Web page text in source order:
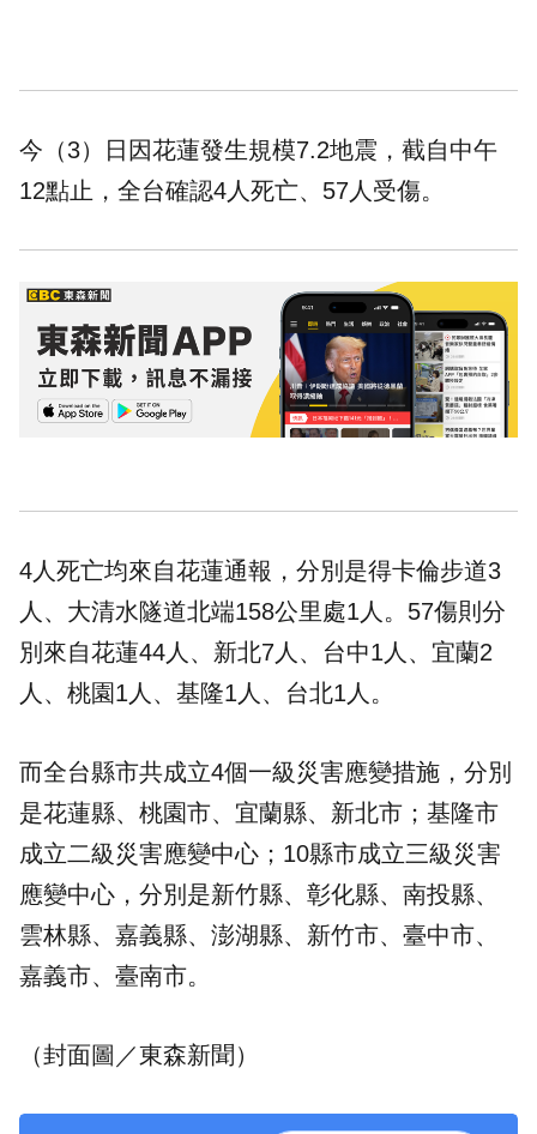
今（3）日因花蓮發生規模7.2地震，截自中午
12點止，全台確認4人死亡、57人受傷。
4人死亡均來自花蓮通報，分別是得卡倫步道3
人、大清水隧道北端158公里處1人。57傷則分
別來自花蓮44人、新北7人、台中1人、宜蘭2
人、桃園1人、基隆1人、台北1人。
而全台縣市共成立4個一級災害應變措施，分別
是花蓮縣、桃園市、宜蘭縣、新北市；基隆市
成立二級災害應變中心；10縣市成立三級災害
應變中心，分別是新竹縣、彰化縣、南投縣、
雲林縣、嘉義縣、澎湖縣、新竹市、臺中市、
嘉義市、臺南市。
（封面圖／東森新聞）